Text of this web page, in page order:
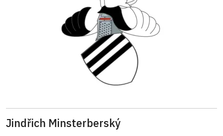
Jindřich Minsterberský